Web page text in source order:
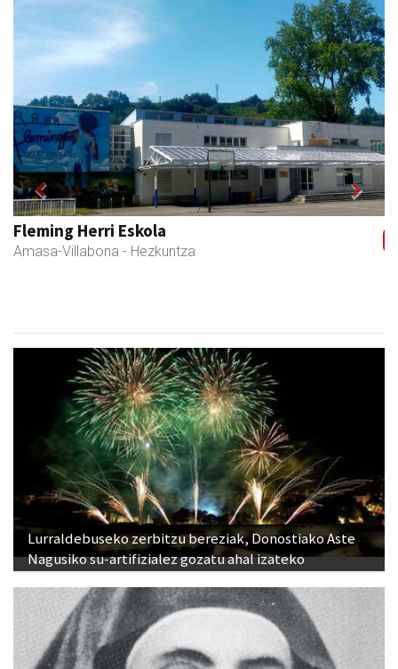
Amane
Amasa-Villabona - Arropa-dendak
Previous Next
Lurraldebuseko zerbitzu bereziak, Donostiako Aste
Nagusiko su-artifizialez gozatu ahal izateko